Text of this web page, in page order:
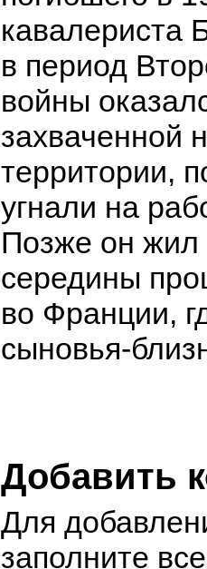
кавалериста
в период
войны
захваченной
территории,
угнали на
Позже он жил
середины
во Франции,
сыновья-
Добавить
Для
заполните